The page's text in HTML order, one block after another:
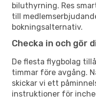
biluthyrning. Res
till
bokningsalternativ.
Checka in och gör
De flesta flygbolag
timmar före avgång.
skickar vi ett
instruktioner för